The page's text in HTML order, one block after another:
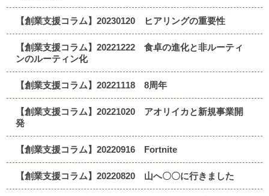
【創業支援コラム】20230120 ヒアリングの重要性
【創業支援コラム】20221222 食卓の進化と非ルーティ
ンのルーティン化
【創業支援コラム】20221118 8周年
【創業支援コラム】20221020 アオリイカと新規事業開
発
【創業支援コラム】20220916 Fortnite
【創業支援コラム】20220820 山へ〇〇に行きました